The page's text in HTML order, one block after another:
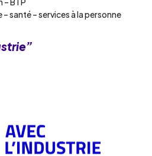
santé – services à la personne